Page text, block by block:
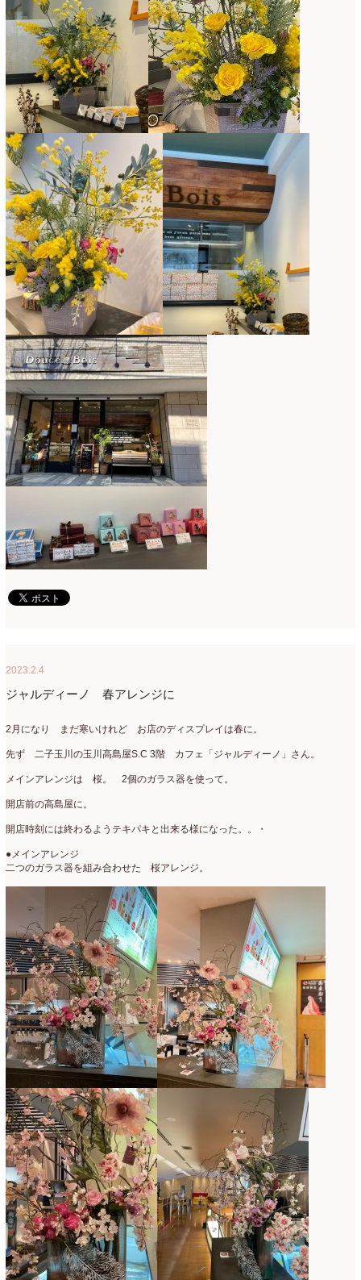
2023.2.4
ジャルディーノ 春アレンジに
2月になり まだ寒いけれど お店のディスプレイは春に。
先ず 二子玉川の玉川高島屋S.C 3階 カフェ「ジャルディーノ」さん。
メインアレンジは 桜。 2個のガラス器を使って。
開店前の高島屋に。
開店時刻には終わるようテキパキと出来る様になった。。・
●メインアレンジ
二つのガラス器を組み合わせた 桜アレンジ。